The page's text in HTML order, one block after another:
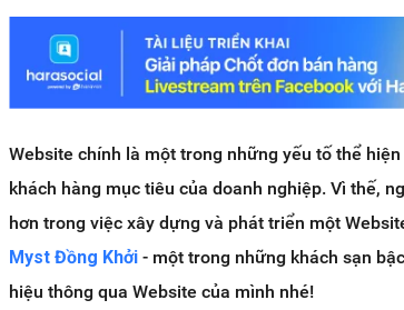
Website chính là một trong những yếu tố thể
khách hàng mục tiêu của doanh nghiệp. Vì thế,
hơn trong việc xây dựng và phát triển một
Myst Đồng Khởi - một trong những khách sạn
hiệu thông qua Website của mình nhé!